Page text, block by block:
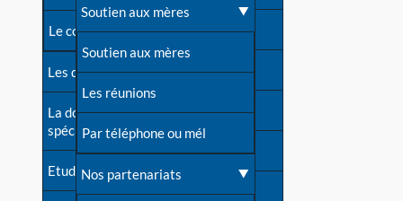
Une difficulté d'allaitement ?
Cas particuliers
Mythes et vérités
Devenir animatrice ?
Une question sur le site
Le congrès
Les dossiers de l'allaitement
La documentation
spécialisée
Etudes récentes
Contact presse
Dossier de presse
Soutenir LLL
Livre d'or
Forum
Soutien aux mères
Soutien aux mères
Les réunions
Par téléphone ou mél
Nos partenariats